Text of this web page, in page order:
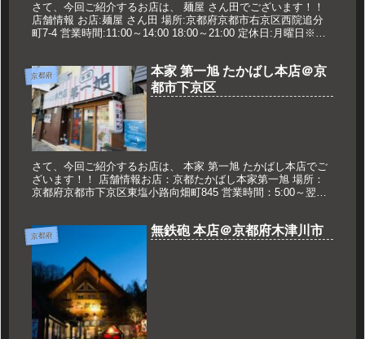
さて、今回ご紹介するお店は、 麺屋 さん田でございます！！
店舗情報 お店:麺屋 さん田 場所:京都府京都市右京区西院追分
町7-4 営業時間:11:00～14:00 18:00～21:00 定休日:月曜日※祝
京都府
本家 第一旭 たかばし本店＠京
都市下京区
さて、今回ご紹介するお店は、 本家 第一旭 たかばし本店でご
ざいます！！ 店舗情報お店：京都たかばし本家第一旭 場所：
京都府京都市下京区東塩小路向畑町845 営業時間：5:00～翌
京都府 無鉄砲 本店＠京都府木津川市